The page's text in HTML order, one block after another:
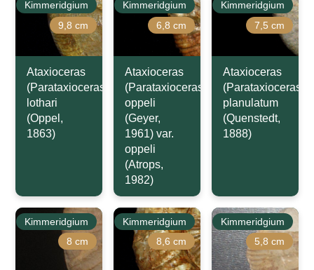
Kimmeridgium
9,8 cm
Ataxioceras
(Parataxioceras)
lothari
(Oppel,
1863)
Kimmeridgium
6,8 cm
Ataxioceras
(Parataxioceras)
oppeli
(Geyer,
1961) var.
oppeli
(Atrops,
1982)
Kimmeridgium
7,5 cm
Ataxioceras
(Parataxioceras)
planulatum
(Quenstedt,
1888)
Kimmeridgium
8 cm
Kimmeridgium
8,6 cm
Kimmeridgium
5,8 cm